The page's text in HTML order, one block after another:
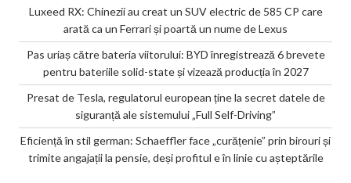
Luxeed RX: Chinezii au creat un SUV electric de 585 CP care
arată ca un Ferrari și poartă un nume de Lexus
Pas uriaș către bateria viitorului: BYD înregistrează 6 brevete
pentru bateriile solid-state și vizează producția în 2027
Presat de Tesla, regulatorul european ține la secret datele de
siguranță ale sistemului „Full Self-Driving”
Eficiență în stil german: Schaeffler face „curățenie” prin birouri și
trimite angajații la pensie, deși profitul e în linie cu așteptările